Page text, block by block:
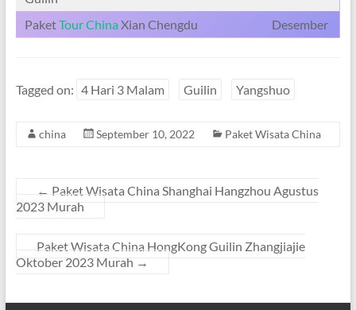
PaketTour ChinaXian Chengdu Desember
Tagged on: 4 Hari 3 Malam Guilin Yangshuo
china September 10, 2022 Paket Wisata China
← Paket Wisata China Shanghai Hangzhou Agustus
2023 Murah
Paket Wisata China HongKong Guilin Zhangjiajie
Oktober 2023 Murah →